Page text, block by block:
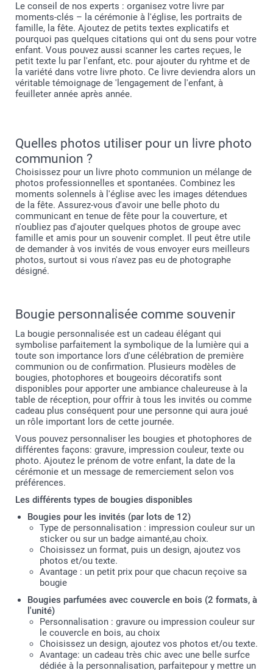
Le conseil de nos experts : organisez votre livre par
moments-clés – la cérémonie à l'église, les portraits de
famille, la fête. Ajoutez de petits textes explicatifs et
pourquoi pas quelques citations qui ont du sens pour votre
enfant. Vous pouvez aussi scanner les cartes reçues, le
petit texte lu par l'enfant, etc. pour ajouter du ryhtme et de
la variété dans votre livre photo. Ce livre deviendra alors un
véritable témoignage de 'lengagement de l'enfant, à
feuilleter année après année.
Quelles photos utiliser pour un livre photo
communion ?
Choisissez pour un livre photo communion un mélange de
photos professionnelles et spontanées. Combinez les
moments solennels à l'église avec les images détendues
de la fête. Assurez-vous d'avoir une belle photo du
communicant en tenue de fête pour la couverture, et
n'oubliez pas d'ajouter quelques photos de groupe avec
famille et amis pour un souvenir complet. Il peut être utile
de demander à vos invités de vous envoyer eurs meilleurs
photos, surtout si vous n'avez pas eu de photographe
désigné.
Bougie personnalisée comme souvenir
La bougie personnalisée est un cadeau élégant qui
symbolise parfaitement la symbolique de la lumière qui a
toute son importance lors d'une célébration de première
communion ou de confirmation. Plusieurs modèles de
bougies, photophores et bougeoirs décoratifs sont
disponibles pour apporter une ambiance chaleureuse à la
table de réception, pour offrir à tous les invités ou comme
cadeau plus conséquent pour une personne qui aura joué
un rôle important lors de cette journée.
Vous pouvez personnaliser les bougies et photophores de
différentes façons: gravure, impression couleur, texte ou
photo. Ajoutez le prénom de votre enfant, la date de la
cérémonie et un message de remerciement selon vos
préférences.
Les différents types de bougies disponibles
Bougies pour les invités (par lots de 12)
Type de personnalisation : impression couleur sur un
sticker ou sur un badge aimanté,au choix.
Choisissez un format, puis un design, ajoutez vos
photos et/ou texte.
Avantage : un petit prix pour que chacun reçoive sa
bougie
Bougies parfumées avec couvercle en bois (2 formats, à
l'unité)
Personnalisation : gravure ou impression couleur sur
le couvercle en bois, au choix
Choisissez un design, ajoutez vos photos et/ou texte.
Avantage: un cadeau très chic avec une belle surfce
dédiée à la personnalisation, parfaitepour y mettre un